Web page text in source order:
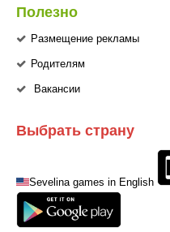
Полезно
Размещение рекламы
Родителям
Вакансии
Выбрать страну
Sevelina games in English